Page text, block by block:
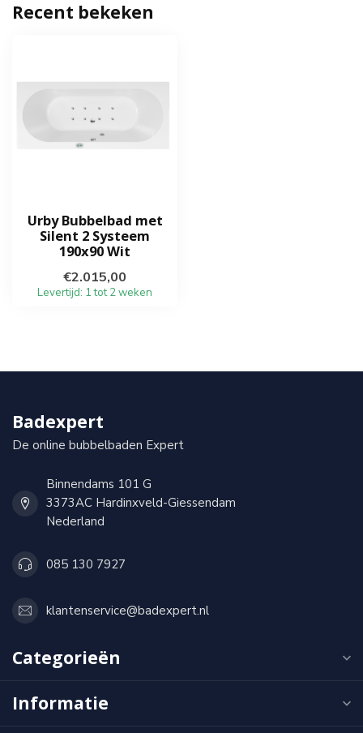
Recent bekeken
Urby Bubbelbad met
Silent 2 Systeem
190x90 Wit
€2.015,00
Levertijd: 1 tot 2 weken
Badexpert
De online bubbelbaden Expert
Binnendams 101 G
3373AC Hardinxveld-Giessendam
Nederland
085 130 7927
klantenservice@badexpert.nl
Categorieën
Informatie